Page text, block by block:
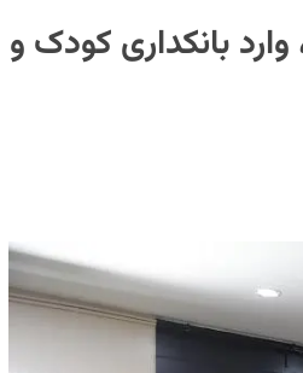
بانکداری کودک و